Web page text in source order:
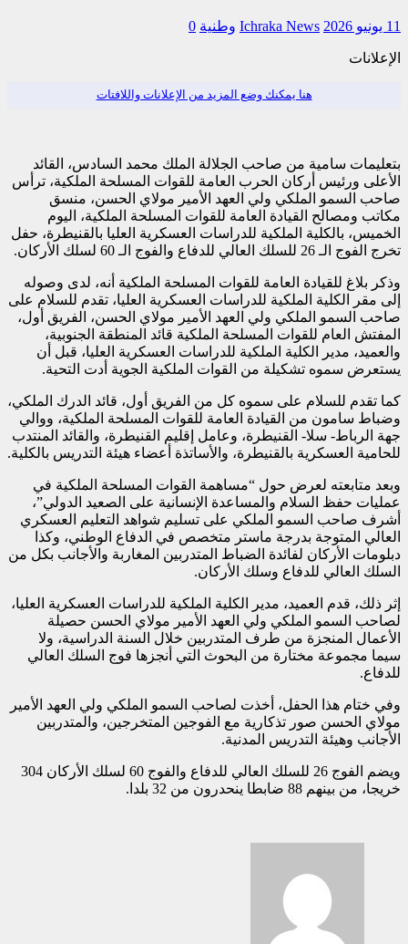
11 يونيو 2026 Ichraka News وطنية 0
الإعلانات
هنا يمكنك وضع المزيد من الإعلانات واللافتات
بتعليمات سامية من صاحب الجلالة الملك محمد السادس، القائد
الأعلى ورئيس أركان الحرب العامة للقوات المسلحة الملكية، ترأس
صاحب السمو الملكي ولي العهد الأمير مولاي الحسن، منسق
مكاتب ومصالح القيادة العامة للقوات المسلحة الملكية، اليوم
الخميس، بالكلية الملكية للدراسات العسكرية العليا بالقنيطرة، حفل
تخرج الفوج الـ 26 للسلك العالي للدفاع والفوج الـ 60 لسلك الأركان.
وذكر بلاغ للقيادة العامة للقوات المسلحة الملكية أنه، لدى وصوله
إلى مقر الكلية الملكية للدراسات العسكرية العليا، تقدم للسلام على
صاحب السمو الملكي ولي العهد الأمير مولاي الحسن، الفريق أول،
المفتش العام للقوات المسلحة الملكية قائد المنطقة الجنوبية،
والعميد، مدير الكلية الملكية للدراسات العسكرية العليا، قبل أن
يستعرض سموه تشكيلة من القوات الملكية الجوية أدت التحية.
كما تقدم للسلام على سموه كل من الفريق أول، قائد الدرك الملكي،
وضباط سامون من القيادة العامة للقوات المسلحة الملكية، ووالي
جهة الرباط- سلا- القنيطرة، وعامل إقليم القنيطرة، والقائد المنتدب
للحامية العسكرية بالقنيطرة، والأساتذة أعضاء هيئة التدريس بالكلية.
وبعد متابعته لعرض حول “مساهمة القوات المسلحة الملكية في
عمليات حفظ السلام والمساعدة الإنسانية على الصعيد الدولي”،
أشرف صاحب السمو الملكي على تسليم شواهد التعليم العسكري
العالي المتوجة بدرجة ماستر متخصص في الدفاع الوطني، وكذا
دبلومات الأركان لفائدة الضباط المتدربين المغاربة والأجانب بكل من
السلك العالي للدفاع وسلك الأركان.
إثر ذلك، قدم العميد، مدير الكلية الملكية للدراسات العسكرية العليا،
لصاحب السمو الملكي ولي العهد الأمير مولاي الحسن حصيلة
الأعمال المنجزة من طرف المتدربين خلال السنة الدراسية، ولا
سيما مجموعة مختارة من البحوث التي أنجزها فوج السلك العالي
للدفاع.
وفي ختام هذا الحفل، أخذت لصاحب السمو الملكي ولي العهد الأمير
مولاي الحسن صور تذكارية مع الفوجين المتخرجين، والمتدربين
الأجانب وهيئة التدريس المدنية.
ويضم الفوج 26 للسلك العالي للدفاع والفوج 60 لسلك الأركان 304
خريجا، من بينهم 88 ضابطا ينحدرون من 32 بلدا.